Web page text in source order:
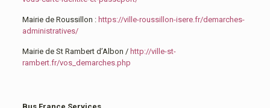
Mairie de Roussillon : https://ville-roussillon-isere.fr/demarches-
administratives/
Mairie de St Rambert d’Albon / http://ville-st-
rambert.fr/vos_demarches.php